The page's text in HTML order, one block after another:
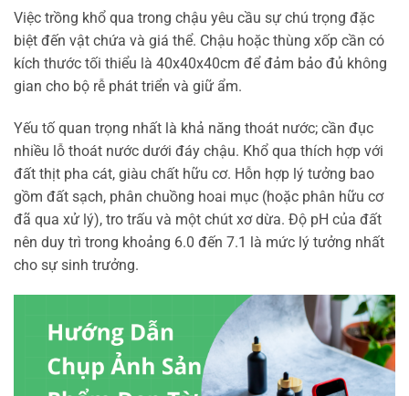
Việc trồng khổ qua trong chậu yêu cầu sự chú trọng đặc
biệt đến vật chứa và giá thể. Chậu hoặc thùng xốp cần có
kích thước tối thiểu là 40x40x40cm để đảm bảo đủ không
gian cho bộ rễ phát triển và giữ ẩm.
Yếu tố quan trọng nhất là khả năng thoát nước; cần đục
nhiều lỗ thoát nước dưới đáy chậu. Khổ qua thích hợp với
đất thịt pha cát, giàu chất hữu cơ. Hỗn hợp lý tưởng bao
gồm đất sạch, phân chuồng hoai mục (hoặc phân hữu cơ
đã qua xử lý), tro trấu và một chút xơ dừa. Độ pH của đất
nên duy trì trong khoảng 6.0 đến 7.1 là mức lý tưởng nhất
cho sự sinh trưởng.